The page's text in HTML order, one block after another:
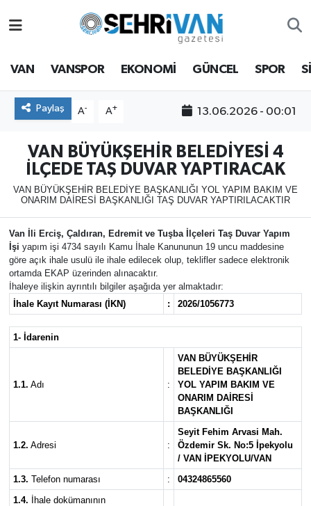
VAN VANSPOR EKONOMİ GÜNCEL SPOR
Paylaş A- A+ 13.06.2026 - 00:01
VAN BÜYÜKŞEHİR BELEDİYESİ 4
İLÇEDE TAŞ DUVAR YAPTIRACAK
VAN BÜYÜKŞEHİR BELEDİYE BAŞKANLIĞI YOL YAPIM BAKIM VE
ONARIM DAİRESİ BAŞKANLIĞI TAŞ DUVAR YAPTIRILACAKTIR
Van İli Erciş, Çaldıran, Edremit ve Tuşba İlçeleri Taş Duvar Yapım
İşi yapım işi 4734 sayılı Kamu İhale Kanununun 19 uncu maddesine
göre açık ihale usulü ile ihale edilecek olup, teklifler sadece elektronik
ortamda EKAP üzerinden alınacaktır.
İhaleye ilişkin ayrıntılı bilgiler aşağıda yer almaktadır:
İhale Kayıt Numarası (İKN)
: 2026/1056773
1- İdarenin
1.1. Adı :
VAN BÜYÜKŞEHİR
BELEDİYE BAŞKANLIĞI
YOL YAPIM BAKIM VE
ONARIM DAİRESİ
BAŞKANLIĞI
1.2. Adresi :
Seyit Fehim Arvasi Mah.
Özdemir Sk. No:5 İpekyolu
/ VAN İPEKYOLU/VAN
1.3. Telefon numarası :
04324865560
1.4. İhale dokümanının
Van Hava Durumu
VAN Namaz Vakitleri
Van Trafik Yoğunluk Haritası
Süper Lig Puan Durumu ve Fikstür
Tüm Manşetler
Son Dakika Haberleri
Haber Arşivi